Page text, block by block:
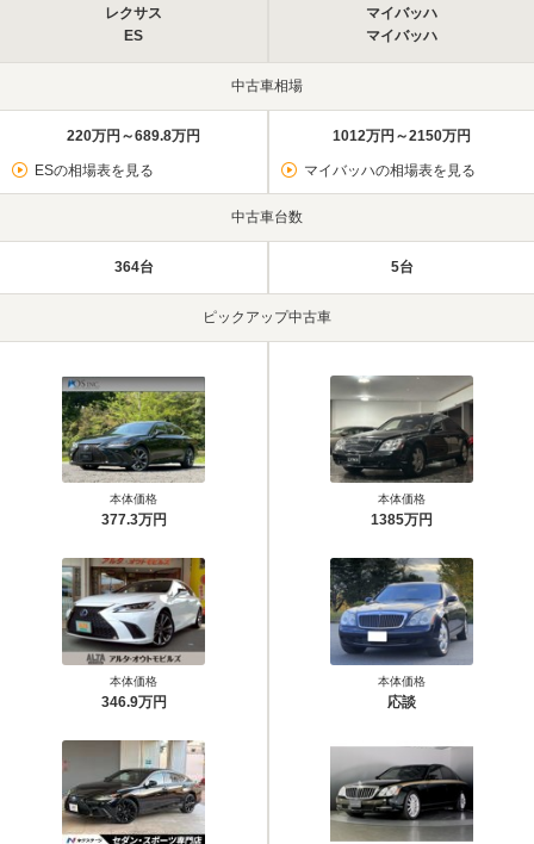
レクサス
ES
マイバッハ
マイバッハ
中古車相場
220万円～689.8万円
ESの相場表を見る
1012万円～2150万円
マイバッハの相場表を見る
中古車台数
364台 5台
ピックアップ中古車
本体価格
377.3万円
本体価格
346.9万円
本体価格
1385万円
本体価格
応談